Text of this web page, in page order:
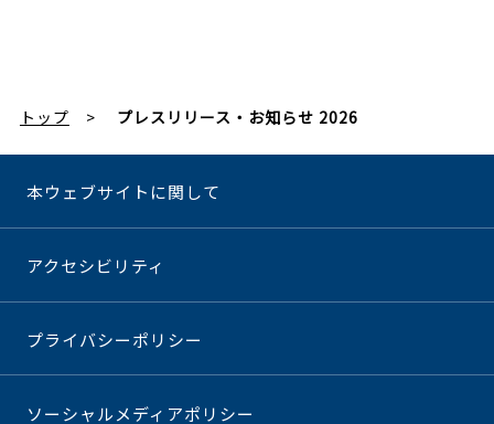
トップ プレスリリース・お知らせ 2026
本ウェブサイトに関して
アクセシビリティ
プライバシーポリシー
ソーシャルメディアポリシー